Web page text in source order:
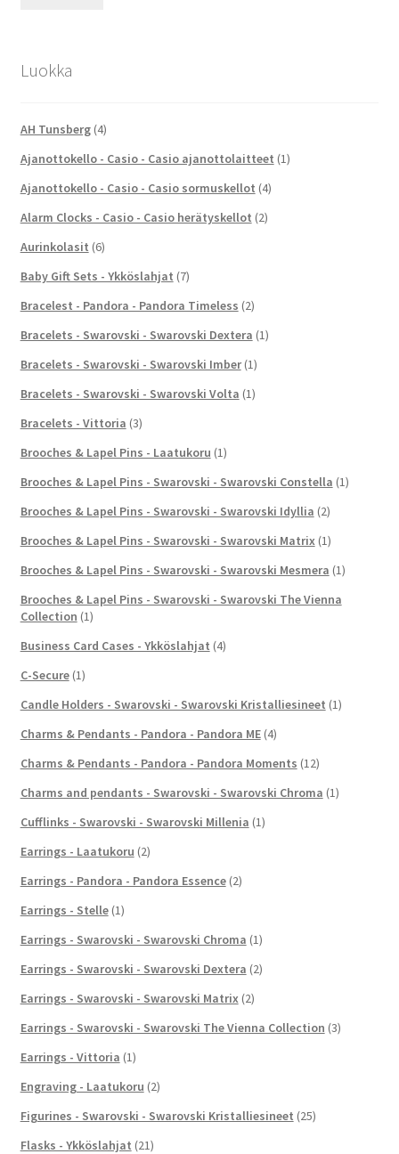
Luokka
AH Tunsberg (4)
Ajanottokello - Casio - Casio ajanottolaitteet (1)
Ajanottokello - Casio - Casio sormuskellot (4)
Alarm Clocks - Casio - Casio herätyskellot (2)
Aurinkolasit (6)
Baby Gift Sets - Ykköslahjat (7)
Bracelest - Pandora - Pandora Timeless (2)
Bracelets - Swarovski - Swarovski Dextera (1)
Bracelets - Swarovski - Swarovski Imber (1)
Bracelets - Swarovski - Swarovski Volta (1)
Bracelets - Vittoria (3)
Brooches & Lapel Pins - Laatukoru (1)
Brooches & Lapel Pins - Swarovski - Swarovski Constella (1)
Brooches & Lapel Pins - Swarovski - Swarovski Idyllia (2)
Brooches & Lapel Pins - Swarovski - Swarovski Matrix (1)
Brooches & Lapel Pins - Swarovski - Swarovski Mesmera (1)
Brooches & Lapel Pins - Swarovski - Swarovski The Vienna
Collection (1)
Business Card Cases - Ykköslahjat (4)
C-Secure (1)
Candle Holders - Swarovski - Swarovski Kristalliesineet (1)
Charms & Pendants - Pandora - Pandora ME (4)
Charms & Pendants - Pandora - Pandora Moments (12)
Charms and pendants - Swarovski - Swarovski Chroma (1)
Cufflinks - Swarovski - Swarovski Millenia (1)
Earrings - Laatukoru (2)
Earrings - Pandora - Pandora Essence (2)
Earrings - Stelle (1)
Earrings - Swarovski - Swarovski Chroma (1)
Earrings - Swarovski - Swarovski Dextera (2)
Earrings - Swarovski - Swarovski Matrix (2)
Earrings - Swarovski - Swarovski The Vienna Collection (3)
Earrings - Vittoria (1)
Engraving - Laatukoru (2)
Figurines - Swarovski - Swarovski Kristalliesineet (25)
Flasks - Ykköslahjat (21)